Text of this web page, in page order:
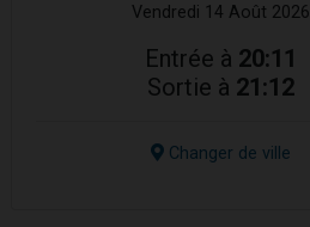
Vendredi 14 Août 2026
Entrée à 20:11
Sortie à 21:12
Changer de ville